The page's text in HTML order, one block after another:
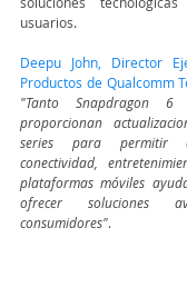
usuarios.
Deepu John, Director
Productos de Qualcomm
"Tanto Snapdragon 6
proporcionan
series para permitir
conectividad,
plataformas móviles
ofrecer soluciones
consumidores".